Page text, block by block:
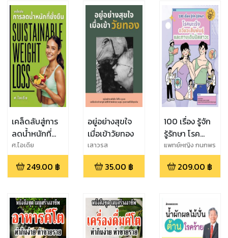
เคล็ดลับสู่การ
ลดน้ำหนักที่
ยั่งยืน
ศ.ไอเดีย
249.00 ฿
อยู่อย่างสุขใจ
เมื่อเข้าวัยทอง
เสาวรส
35.00 ฿
100 เรื่อง รู้จัก
รู้รักษา โรค
มะเร็งอวัยวะ
สืบพันธุ์และทาง
เดินปัสสาวะ
แพทย์หญิง กนกพร
ทอง
เลิศ,ศาสตราจารย์
นายแพทย์ ชวลิต
209.00 ฿